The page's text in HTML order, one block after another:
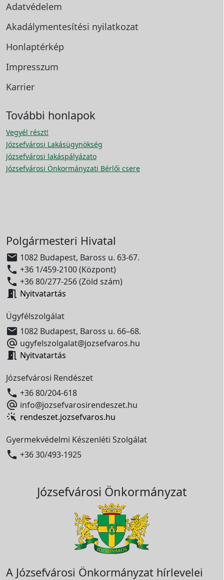
Adatvédelem
Akadálymentesítési nyilatkozat
Honlaptérkép
Impresszum
Karrier
További honlapok
Vegyél részt!
Józsefvárosi Lakásügynökség
Józsefvárosi lakáspályázato
Józsefvárosi Önkormányzati Bérlői csere
Polgármesteri Hivatal
 1082 Budapest, Baross u. 63-67.
 +36 1/459-2100 (Központ)
 +36 80/277-256 (Zöld szám)
 Nyitvatartás
Ügyfélszolgálat
 1082 Budapest, Baross u. 66–68.
 ugyfelszolgalat@jozsefvaros.hu
 Nyitvatartás
Józsefvárosi Rendészet
 +36 80/204-618
 info@jozsefvarosirendeszet.hu
rendeszet.jozsefvaros.hu
Gyermekvédelmi Készenléti Szolgálat
 +36 30/493-1925
Józsefvárosi Önkormányzat
A Józsefvárosi Önkormányzat hírlevelei